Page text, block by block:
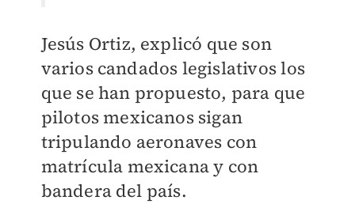
Jesús Ortiz, explicó que son
varios candados legislativos los
que se han propuesto, para que
pilotos mexicanos sigan
tripulando aeronaves con
matrícula mexicana y con
bandera del país.